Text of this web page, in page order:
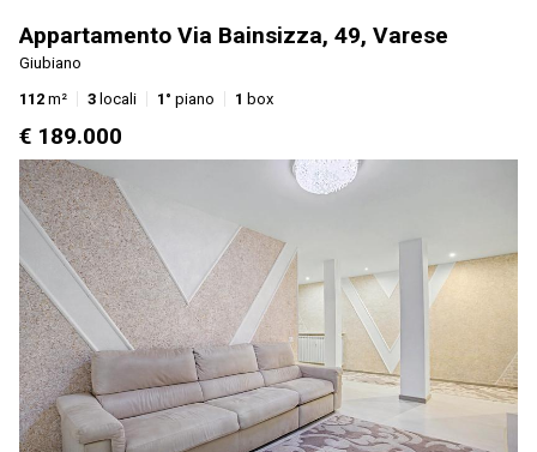
Appartamento Via Bainsizza, 49, Varese
Giubiano
112 m² 3 locali 1° piano 1 box
€ 189.000